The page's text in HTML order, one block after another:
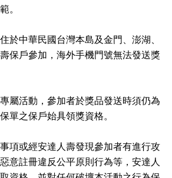
。
於中華民國台灣本島及金門、澎湖、
保戶參加，海外手機門號無法發送獎
屬活動，參加者於獎品發送時須仍為
單之保戶始具領獎資格。
項或經安達人壽發現參加者有進行攻
意註冊違反公平原則行為等，安達人